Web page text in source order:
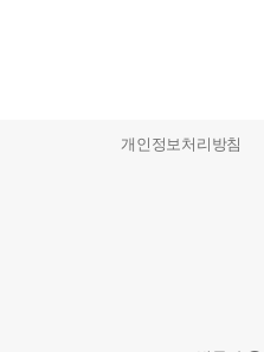
개인정보처리방침